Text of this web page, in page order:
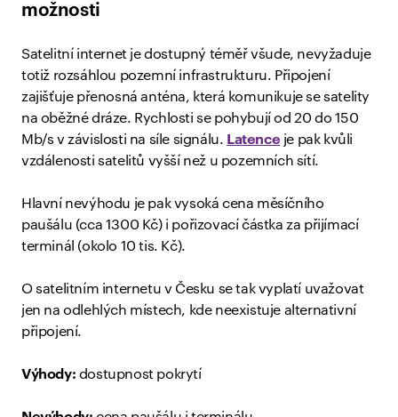
možnosti
Satelitní internet je dostupný téměř všude, nevyžaduje
totiž rozsáhlou pozemní infrastrukturu. Připojení
zajišťuje přenosná anténa, která komunikuje se satelity
na oběžné dráze. Rychlosti se pohybují od 20 do 150
Mb/s v závislosti na síle signálu. Latence je pak kvůli
vzdálenosti satelitů vyšší než u pozemních sítí.
Hlavní nevýhodu je pak vysoká cena měsíčního
paušálu (cca 1300 Kč) i pořizovací částka za přijímací
terminál (okolo 10 tis. Kč).
O satelitním internetu v Česku se tak vyplatí uvažovat
jen na odlehlých místech, kde neexistuje alternativní
připojení.
Výhody: dostupnost pokrytí